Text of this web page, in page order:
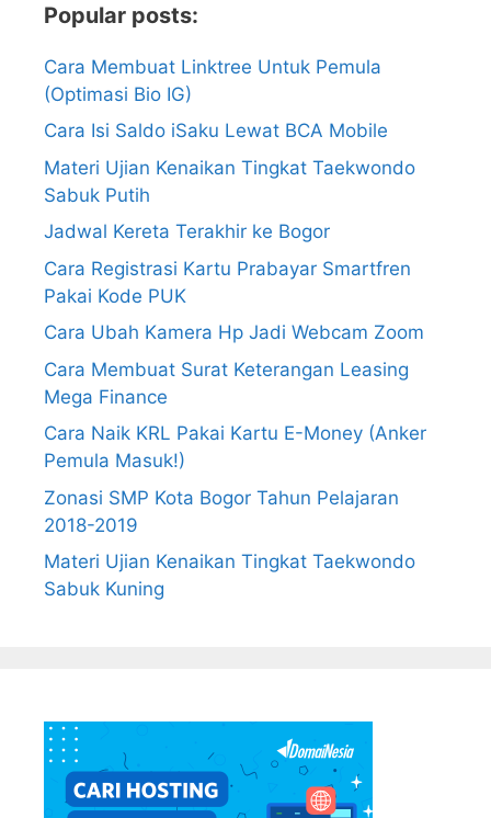
Popular posts:
Cara Membuat Linktree Untuk Pemula
(Optimasi Bio IG)
Cara Isi Saldo iSaku Lewat BCA Mobile
Materi Ujian Kenaikan Tingkat Taekwondo
Sabuk Putih
Jadwal Kereta Terakhir ke Bogor
Cara Registrasi Kartu Prabayar Smartfren
Pakai Kode PUK
Cara Ubah Kamera Hp Jadi Webcam Zoom
Cara Membuat Surat Keterangan Leasing
Mega Finance
Cara Naik KRL Pakai Kartu E-Money (Anker
Pemula Masuk!)
Zonasi SMP Kota Bogor Tahun Pelajaran
2018-2019
Materi Ujian Kenaikan Tingkat Taekwondo
Sabuk Kuning